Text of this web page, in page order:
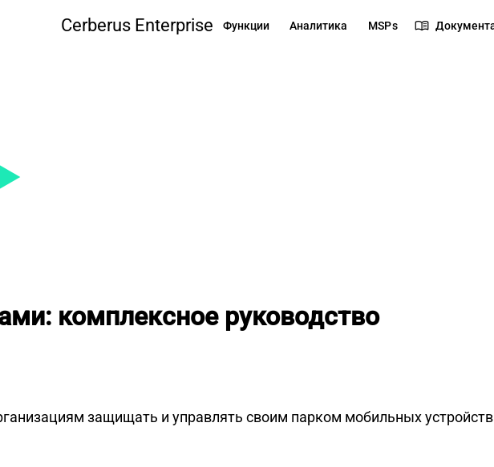
Cerberus Enterprise Функции Аналитика MSPs menu_book
комплексное руководство
защищать и управлять своим парком мобильных устройств